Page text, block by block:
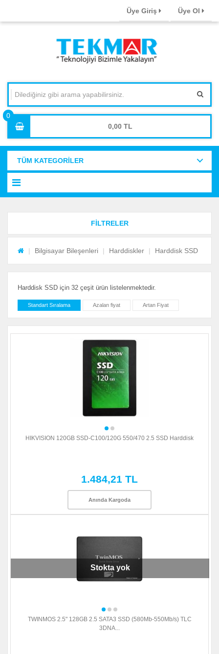
Üye Giriş Üye Ol
0,00
TÜM KATEGORİLER
FİLTRELER
Bilgisayar Bileşenleri Harddiskler Harddisk SSD
Harddisk SSD için 32 çeşit ürün listelenmektedir.
Standart Sıralama Azalan fiyat Artan Fiyat
HIKVISION 120GB SSD-C100/120G 550/470 2.5 SSD Harddisk
1.484,21 TL
Anında Kargoda
Stokta yok
TWINMOS 2.5" 128GB 2.5 SATA3 SSD (580Mb-550Mb/s) TLC
3DNA...